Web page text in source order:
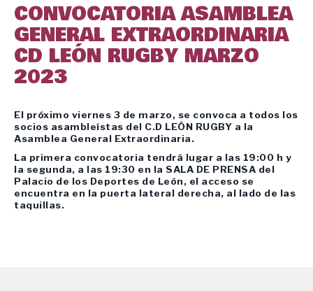
CONVOCATORIA ASAMBLEA
GENERAL EXTRAORDINARIA
CD LEÓN RUGBY MARZO
2023
El próximo viernes 3 de marzo, se convoca a todos los
socios asambleístas del C.D LEÓN RUGBY a la
Asamblea General Extraordinaria.
La primera convocatoria tendrá lugar a las 19:00 h y
la segunda, a las 19:30 en la SALA DE PRENSA del
Palacio de los Deportes de León, el acceso se
encuentra en la puerta lateral derecha, al lado de las
taquillas.